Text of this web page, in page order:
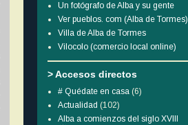
Un fotógrafo de Alba y su gente
Ver pueblos. com (Alba de Tormes)
Villa de Alba de Tormes
Vilocolo (comercio local online)
> Accesos directos
# Quédate en casa (6)
Actualidad (102)
Alba a comienzos del siglo XVIII